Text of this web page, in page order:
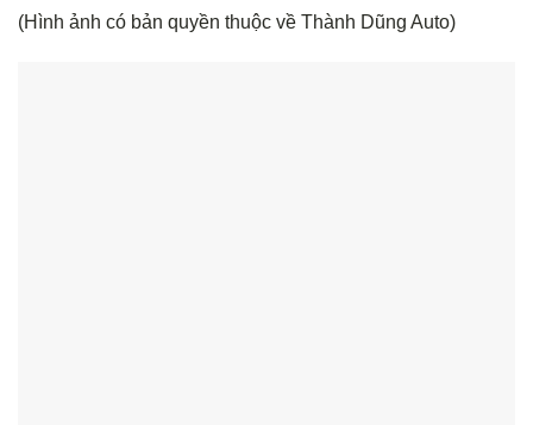
(Hình ảnh có bản quyền thuộc về Thành Dũng Auto)